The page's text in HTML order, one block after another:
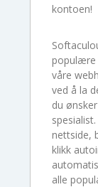
kontoen!
populære
våre
ved å la
du
nettside,
klikk
alle